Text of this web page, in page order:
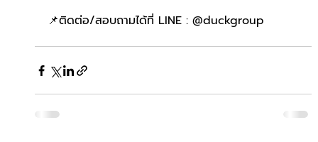
📌ติดต่อ/สอบถามได้ที่ LINE : @duckgroup